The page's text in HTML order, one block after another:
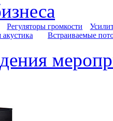
Регуляторы громкости
Встраиваемые